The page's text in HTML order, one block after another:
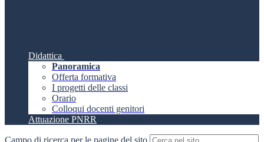
Didattica
Panoramica
Offerta formativa
I progetti delle classi
Orario
Colloqui docenti genitori
Attuazione PNRR